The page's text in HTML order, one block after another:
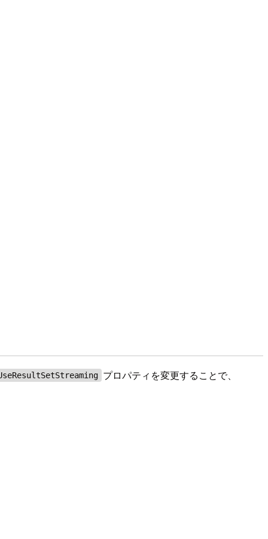
プロパティを変更することで、